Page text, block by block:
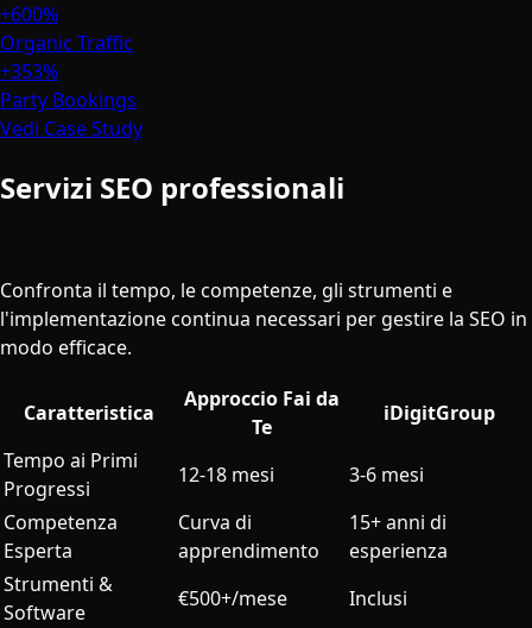
+600%
Organic Traffic
+353%
Party Bookings
Vedi Case Study
Servizi SEO professionali
Confronta il tempo, le competenze, gli strumenti e
l'implementazione continua necessari per gestire la SEO in
modo efficace.
Caratteristica
Approccio Fai da
Te
iDigitGroup
Tempo ai Primi
Progressi
12-18 mesi
3-6 mesi
Competenza
Esperta
Curva di
apprendimento
15+ anni di
esperienza
Strumenti &
Software
€500+/mese
Inclusi